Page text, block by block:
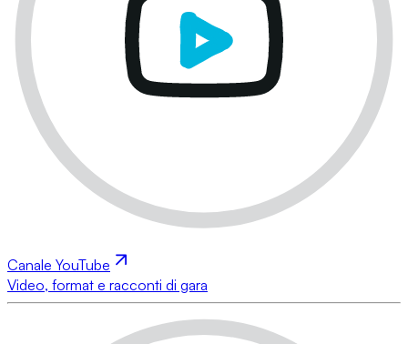
Canale YouTube
Video, format e racconti di gara